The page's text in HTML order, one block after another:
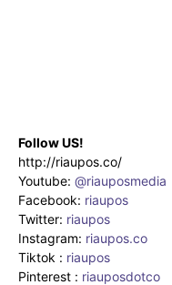
Follow US!
http://riaupos.co/
Youtube: @riauposmedia
Facebook: riaupos
Twitter: riaupos
Instagram: riaupos.co
Tiktok : riaupos
Pinterest : riauposdotco